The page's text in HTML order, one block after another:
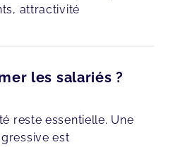
attractivité
les salariés ?
reste essentielle. Une
est